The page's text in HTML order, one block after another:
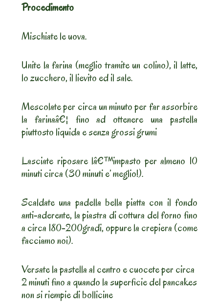
Procedimento
Mischiate le uova.
Unite la farina (meglio tramite un colino), il latte,
lo zucchero, il lievito ed il sale.
Mescolate per circa un minuto per far assorbire
la farinaâ€¦ fino ad ottenere una pastella
piuttosto liquida e senza grossi grumi
Lasciate riposare lâ€™impasto per almeno 10
minuti circa (30 minuti e’ meglio!).
Scaldate una padella bella piatta con il fondo
anti-aderente, la piastra di cottura del forno fino
a circa 180-200gradi, oppure la crepiera (come
facciamo noi).
Versate la pastella al centro e cuocete per circa
2 minuti fino a quando la superficie del pancakes
non si riempie di bollicine